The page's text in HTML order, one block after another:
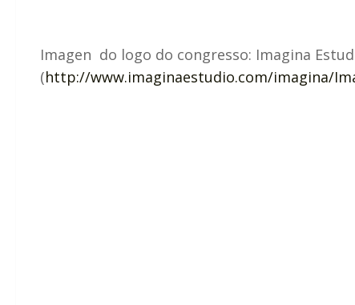
Imagen do logo do congresso: Imagina
(http://www.imaginaestudio.com/imagina/